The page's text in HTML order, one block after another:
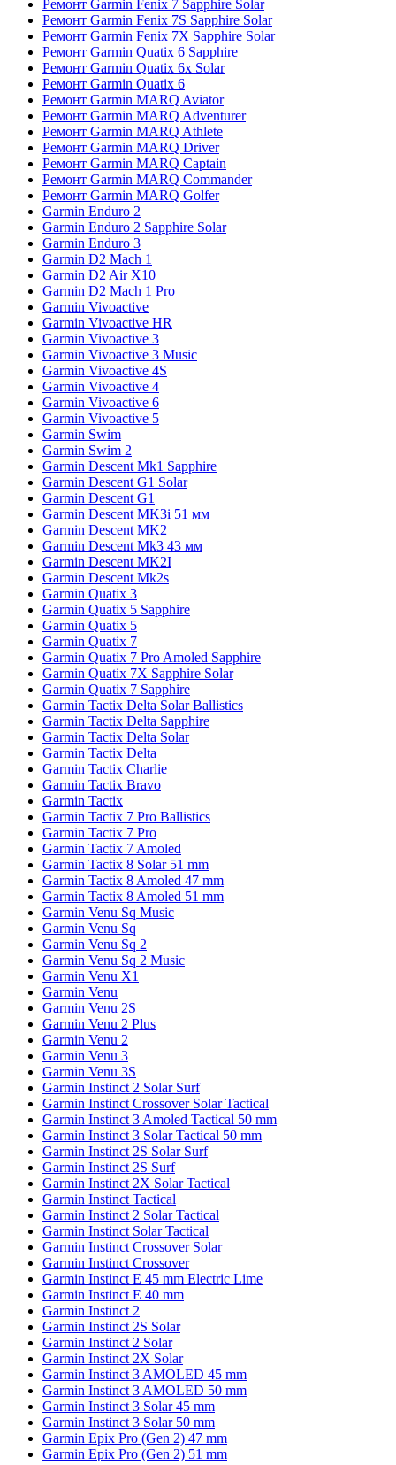
Ремонт Garmin Fenix 7 Sapphire Solar
Ремонт Garmin Fenix 7S Sapphire Solar
Ремонт Garmin Fenix 7X Sapphire Solar
Ремонт Garmin Quatix 6 Sapphire
Ремонт Garmin Quatix 6x Solar
Ремонт Garmin Quatix 6
Ремонт Garmin MARQ Aviator
Ремонт Garmin MARQ Adventurer
Ремонт Garmin MARQ Athlete
Ремонт Garmin MARQ Driver
Ремонт Garmin MARQ Captain
Ремонт Garmin MARQ Commander
Ремонт Garmin MARQ Golfer
Garmin Enduro 2
Garmin Enduro 2 Sapphire Solar
Garmin Enduro 3
Garmin D2 Mach 1
Garmin D2 Air X10
Garmin D2 Mach 1 Pro
Garmin Vivoactive
Garmin Vivoactive HR
Garmin Vivoactive 3
Garmin Vivoactive 3 Music
Garmin Vivoactive 4S
Garmin Vivoactive 4
Garmin Vivoactive 6
Garmin Vivoactive 5
Garmin Swim
Garmin Swim 2
Garmin Descent Mk1 Sapphire
Garmin Descent G1 Solar
Garmin Descent G1
Garmin Descent MK3i 51 мм
Garmin Descent MK2
Garmin Descent Mk3 43 мм
Garmin Descent MK2I
Garmin Descent Mk2s
Garmin Quatix 3
Garmin Quatix 5 Sapphire
Garmin Quatix 5
Garmin Quatix 7
Garmin Quatix 7 Pro Amoled Sapphire
Garmin Quatix 7X Sapphire Solar
Garmin Quatix 7 Sapphire
Garmin Tactix Delta Solar Ballistics
Garmin Tactix Delta Sapphire
Garmin Tactix Delta Solar
Garmin Tactix Delta
Garmin Tactix Charlie
Garmin Tactix Bravo
Garmin Tactix
Garmin Tactix 7 Pro Ballistics
Garmin Tactix 7 Pro
Garmin Tactix 7 Amoled
Garmin Tactix 8 Solar 51 mm
Garmin Tactix 8 Amoled 47 mm
Garmin Tactix 8 Amoled 51 mm
Garmin Venu Sq Music
Garmin Venu Sq
Garmin Venu Sq 2
Garmin Venu Sq 2 Music
Garmin Venu X1
Garmin Venu
Garmin Venu 2S
Garmin Venu 2 Plus
Garmin Venu 2
Garmin Venu 3
Garmin Venu 3S
Garmin Instinct 2 Solar Surf
Garmin Instinct Crossover Solar Tactical
Garmin Instinct 3 Amoled Tactical 50 mm
Garmin Instinct 3 Solar Tactical 50 mm
Garmin Instinct 2S Solar Surf
Garmin Instinct 2S Surf
Garmin Instinct 2X Solar Tactical
Garmin Instinct Tactical
Garmin Instinct 2 Solar Tactical
Garmin Instinct Solar Tactical
Garmin Instinct Crossover Solar
Garmin Instinct Crossover
Garmin Instinct E 45 mm Electric Lime
Garmin Instinct E 40 mm
Garmin Instinct 2
Garmin Instinct 2S Solar
Garmin Instinct 2 Solar
Garmin Instinct 2X Solar
Garmin Instinct 3 AMOLED 45 mm
Garmin Instinct 3 AMOLED 50 mm
Garmin Instinct 3 Solar 45 mm
Garmin Instinct 3 Solar 50 mm
Garmin Epix Pro (Gen 2) 47 mm
Garmin Epix Pro (Gen 2) 51 mm